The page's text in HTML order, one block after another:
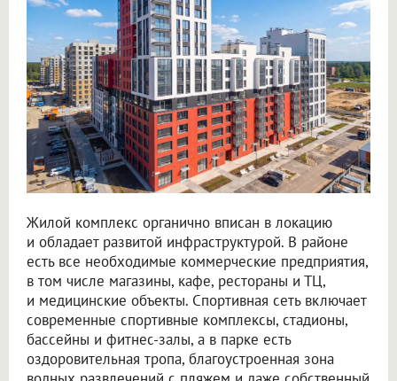
Жилой комплекс органично вписан в локацию
и обладает развитой инфраструктурой. В районе
есть все необходимые коммерческие предприятия,
в том числе магазины, кафе, рестораны и ТЦ,
и медицинские объекты. Спортивная сеть включает
современные спортивные комплексы, стадионы,
бассейны и фитнес-залы, а в парке есть
оздоровительная тропа, благоустроенная зона